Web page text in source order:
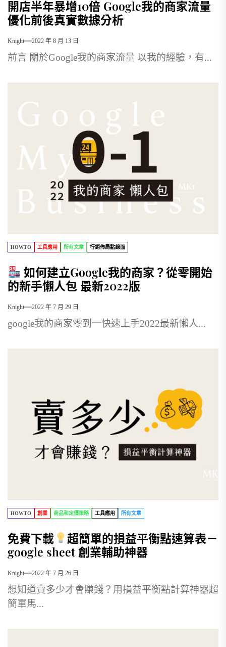
開店半年暴增10倍 Google我的商家流量
優化前後真實數據分析
Knight 2022 年 8 月 13 日
前言 關於Google我的商家流量 以我的經驗，有...
HOWTO 工具應用 所有文章 行銷佈局點線面
如何建立Google我的商家？從零開始
的新手懶人包 最新2022版
Knight 2022 年 7 月 29 日
google我的商家零到一快速上手2022最新懶人...
HOWTO 創業 商品和定價策略 工具應用 所有文章
免費下載
超簡單的損益平衡點速算表－
google sheet 創業輔助神器
Knight 2022 年 7 月 26 日
想知道賣多少才會賺錢？用損益平衡點計算神器超
簡單馬...